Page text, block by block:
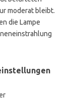
moderat bleibt.
die Lampe